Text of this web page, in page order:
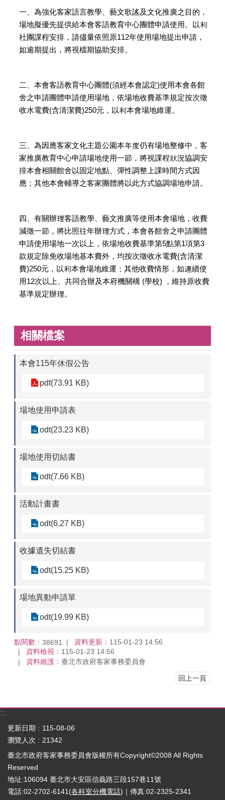
一、為強化客家語言教學、藝文歌謠及文化推廣之目的，
場地擬優先提供給本會客語教育中心團體申請使用。以利
社團課程安排，請儘量依照原112年使用場地提出申請，
如逾期提出，將視檔期協助安排。
二、本會客語教育中心團體(須經本會認定)使用本會各館
舍之申請團體申請使用場地，依場地收費基準規定按次徵
收水電費(含清潔費)250元，以利本會場地維運。
三、為因應客家文化主題公園本年度仍有場地整修中，客
家推廣教育中心申請場地使用一節，將視課程狀況協調安
排本會相關館舍以固定地點、彈性調整上課時間方式因
應；其他本會輔導之客家團體將以此方式協調場地申請。
四、有關辦理客語教學、藝文推廣等使用本會場地，收費
減徵一節，將比照往年辦理方式，本會各館舍之申請團體
申請使用場地一次以上，依場地收費基準第5點第1項第3
款規定除免收場地基本費外，均按次徵收水電費(含清潔
費)250元，以利本會場地維運；其他收費情形，如連續使
用12次以上、共同合辦及本府機關構 (學校) ，維持原收費
基準規定辦理。
相關檔案
本會115年休假公告
pdf(73.91 KB)
場地使用申請表
odt(23.23 KB)
場地使用切結書
odt(7.66 KB)
活動計畫書
odt(6.27 KB)
收據遺失切結書
odt(15.25 KB)
場地異動申請單
odt(19.99 KB)
點閱數： 38691 資料更新： 115-01-23 14:56
資料檢視： 115-01-23 14:56
資料維護： 臺北市政府客家事務委員會
回上一頁
:::
更新日期
115-08-06
瀏覽人次
21342
臺北市政府客家事務委員會版權所有Copyright©2008 All Rights
Reserved
地址:106094 臺北市大安區信義路三段157巷11號
電話:02-2702-6141(各科室分機電話)｜傳真:02-2325-2341